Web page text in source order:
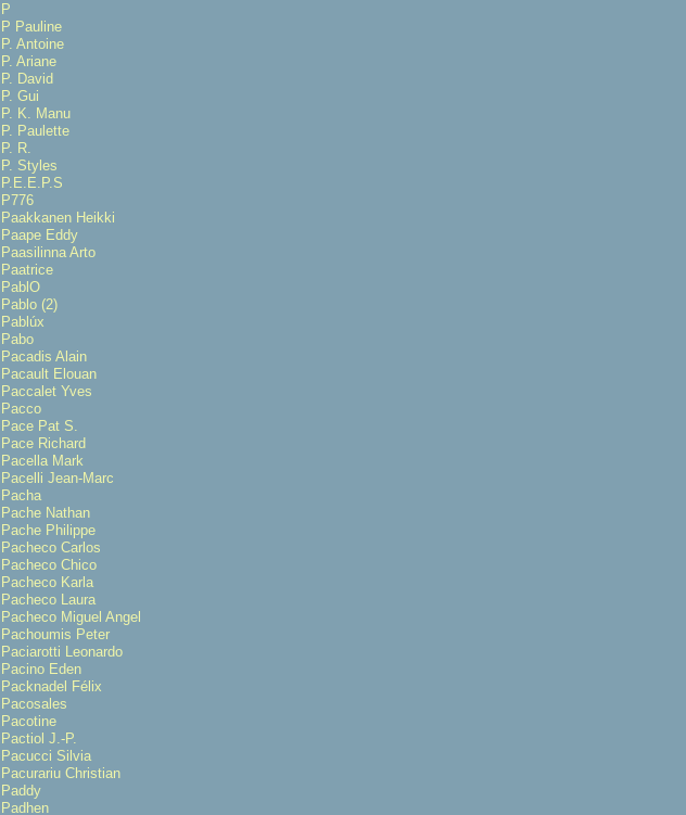
P
P Pauline
P. Antoine
P. Ariane
P. David
P. Gui
P. K. Manu
P. Paulette
P. R.
P. Styles
P.E.E.P.S
P776
Paakkanen Heikki
Paape Eddy
Paasilinna Arto
Paatrice
PablO
Pablo (2)
Pablúx
Pabo
Pacadis Alain
Pacault Elouan
Paccalet Yves
Pacco
Pace Pat S.
Pace Richard
Pacella Mark
Pacelli Jean-Marc
Pacha
Pache Nathan
Pache Philippe
Pacheco Carlos
Pacheco Chico
Pacheco Karla
Pacheco Laura
Pacheco Miguel Angel
Pachoumis Peter
Paciarotti Leonardo
Pacino Eden
Packnadel Félix
Pacosales
Pacotine
Pactiol J.-P.
Pacucci Silvia
Pacurariu Christian
Paddy
Padhen